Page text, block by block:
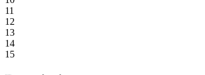
11
12
13
14
15